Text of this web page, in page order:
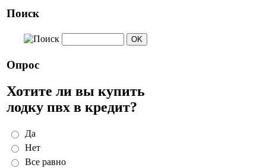
Поиск
Опрос
Хотите ли вы купить
лодку пвх в кредит?
Да
Нет
Все равно